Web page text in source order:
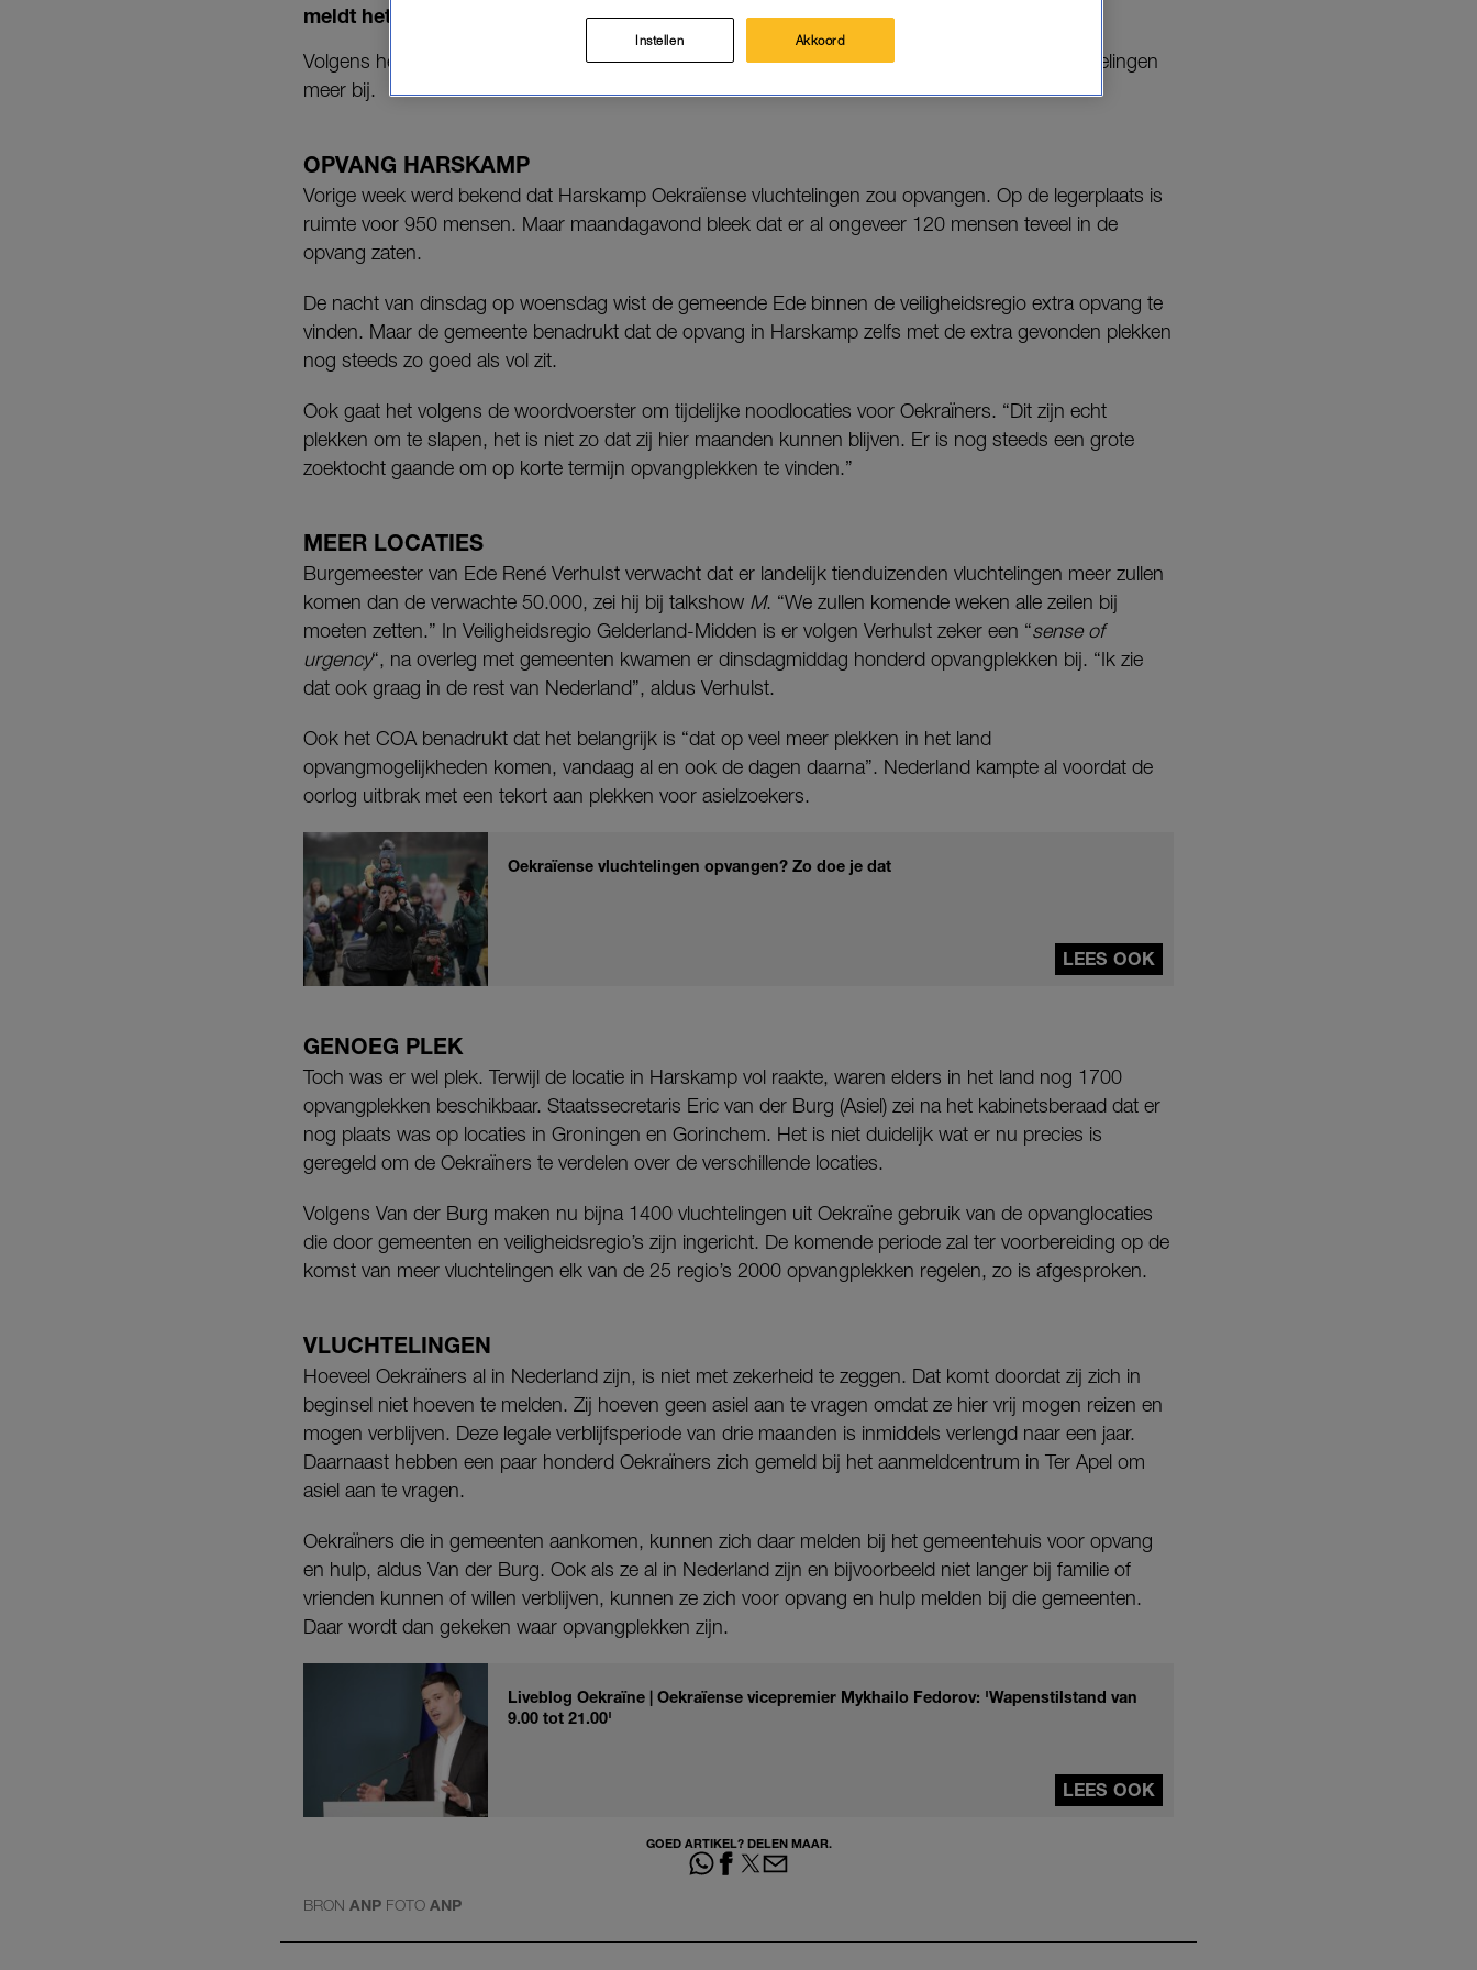
meldt het COA dinsdag.
Volgens het Centraal Orgaan Opvang Asielzoekers kunnen er in Harskamp geen nieuwe vluchtelingen
meer bij.
OPVANG HARSKAMP
Vorige week werd bekend dat Harskamp Oekraïense vluchtelingen zou opvangen. Op de legerplaats is
ruimte voor 950 mensen. Maar maandagavond bleek dat er al ongeveer 120 mensen teveel in de
opvang zaten.
De nacht van dinsdag op woensdag wist de gemeende Ede binnen de veiligheidsregio extra opvang te
vinden. Maar de gemeente benadrukt dat de opvang in Harskamp zelfs met de extra gevonden plekken
nog steeds zo goed als vol zit.
Ook gaat het volgens de woordvoerster om tijdelijke noodlocaties voor Oekraïners. “Dit zijn echt
plekken om te slapen, het is niet zo dat zij hier maanden kunnen blijven. Er is nog steeds een grote
zoektocht gaande om op korte termijn opvangplekken te vinden.”
MEER LOCATIES
Burgemeester van Ede René Verhulst verwacht dat er landelijk tienduizenden vluchtelingen meer zullen
komen dan de verwachte 50.000, zei hij bij talkshow M. “We zullen komende weken alle zeilen bij
moeten zetten.” In Veiligheidsregio Gelderland-Midden is er volgen Verhulst zeker een “sense of
urgency“, na overleg met gemeenten kwamen er dinsdagmiddag honderd opvangplekken bij. “Ik zie
dat ook graag in de rest van Nederland”, aldus Verhulst.
Ook het COA benadrukt dat het belangrijk is “dat op veel meer plekken in het land
opvangmogelijkheden komen, vandaag al en ook de dagen daarna”. Nederland kampte al voordat de
oorlog uitbrak met een tekort aan plekken voor asielzoekers.
Oekraïense vluchtelingen opvangen? Zo doe je dat
LEES OOK
GENOEG PLEK
Toch was er wel plek. Terwijl de locatie in Harskamp vol raakte, waren elders in het land nog 1700
opvangplekken beschikbaar. Staatssecretaris Eric van der Burg (Asiel) zei na het kabinetsberaad dat er
nog plaats was op locaties in Groningen en Gorinchem. Het is niet duidelijk wat er nu precies is
geregeld om de Oekraïners te verdelen over de verschillende locaties.
Volgens Van der Burg maken nu bijna 1400 vluchtelingen uit Oekraïne gebruik van de opvanglocaties
die door gemeenten en veiligheidsregio’s zijn ingericht. De komende periode zal ter voorbereiding op de
komst van meer vluchtelingen elk van de 25 regio’s 2000 opvangplekken regelen, zo is afgesproken.
VLUCHTELINGEN
Hoeveel Oekraïners al in Nederland zijn, is niet met zekerheid te zeggen. Dat komt doordat zij zich in
beginsel niet hoeven te melden. Zij hoeven geen asiel aan te vragen omdat ze hier vrij mogen reizen en
mogen verblijven. Deze legale verblijfsperiode van drie maanden is inmiddels verlengd naar een jaar.
Daarnaast hebben een paar honderd Oekraïners zich gemeld bij het aanmeldcentrum in Ter Apel om
asiel aan te vragen.
Oekraïners die in gemeenten aankomen, kunnen zich daar melden bij het gemeentehuis voor opvang
en hulp, aldus Van der Burg. Ook als ze al in Nederland zijn en bijvoorbeeld niet langer bij familie of
vrienden kunnen of willen verblijven, kunnen ze zich voor opvang en hulp melden bij die gemeenten.
Daar wordt dan gekeken waar opvangplekken zijn.
Liveblog Oekraïne | Oekraïense vicepremier Mykhailo Fedorov: 'Wapenstilstand van
9.00 tot 21.00'
LEES OOK
GOED ARTIKEL? DELEN MAAR.
BRON ANP FOTO ANP
Instellen Akkoord